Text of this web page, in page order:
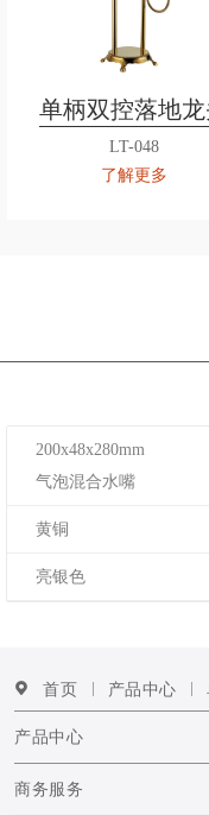
单柄双控落地
LT-048
了解更多
200x48x280mm
气泡混合水嘴
黄铜
亮银色
首页 产品中心
产品中心
商务服务